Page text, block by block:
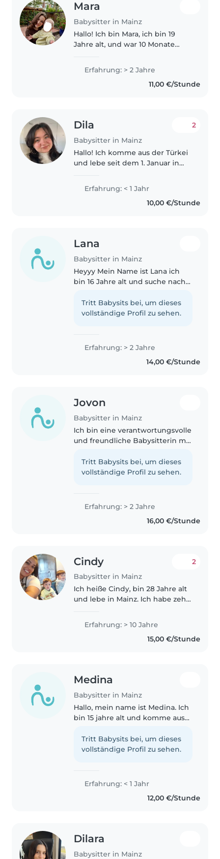
Mara
Babysitter in Mainz
Hallo! Ich bin Mara, ich bin 19
Jahre alt, und war 10 Monate
13 Monate alten, einen
dreijährigen und einen
fünfjährigen aufgepasst. Vor
Erfahrung: > 2 Jahre
11,00 €/Stunde
Dila
Babysitter in Mainz
2
Hallo! Ich komme aus der Türkei
und lebe seit dem 1. Januar in
noch keine offizielle Erfahrung
als Babysitterin habe, habe ich
mich oft und gerne um die..
Erfahrung: < 1 Jahr
10,00 €/Stunde
Lana
Babysitter in Mainz
Heyyy Mein Name ist Lana ich
bin 16 Jahre alt und suche nach
Erfahrung mit Kindern. Ich habe
auch ein Praktikum im
Tritt Babysits bei, um dieses
vollständige Profil zu sehen.
Erfahrung: > 2 Jahre
14,00 €/Stunde
Jovon
Babysitter in Mainz
Ich bin eine verantwortungsvolle
und freundliche Babysitterin mit
Betreuung von Kindern aller
Altersgruppen, von Babys bis zu
Tritt Babysits bei, um dieses
vollständige Profil zu sehen.
Erfahrung: > 2 Jahre
16,00 €/Stunde
Cindy
Babysitter in Mainz
2
Ich heiße Cindy, bin 28 Jahre alt
und lebe in Mainz. Ich habe zehn
der Geburt bis zum 14.
Lebensjahr. Ich fühle mich sehr
wohl mit ihnen, unterstütze..
Erfahrung: > 10 Jahre
15,00 €/Stunde
Medina
Babysitter in Mainz
Hallo, mein name ist Medina. Ich
bin 15 jahre alt und komme aus
umgang mit kindern weil ich oft
auf jüngere verwandte
Tritt Babysits bei, um dieses
vollständige Profil zu sehen.
Erfahrung: < 1 Jahr
12,00 €/Stunde
Dilara
Babysitter in Mainz